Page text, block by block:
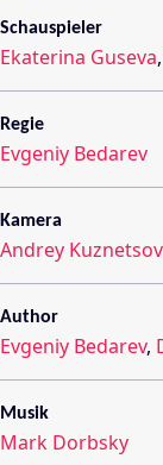
Schauspieler
Ekaterina Guseva,
Regie
Evgeniy Bedarev
Kamera
Andrey Kuznetsov
Author
Evgeniy Bedarev,
Musik
Mark Dorbsky